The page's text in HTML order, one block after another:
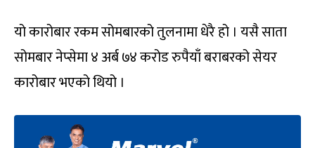
यो कारोबार रकम सोमबारको तुलनामा धेरै हो । यसै साता
सोमबार नेप्सेमा ४ अर्ब ७४ करोड रुपैयाँ बराबरको सेयर
कारोबार भएको थियो ।